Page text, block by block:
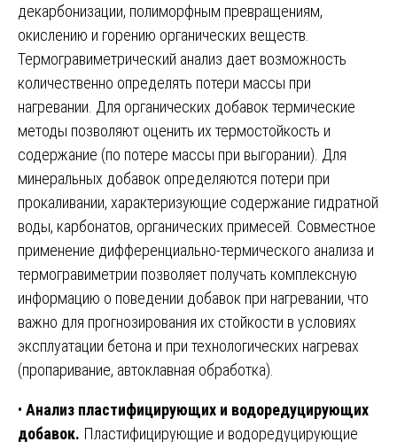
декарбонизации, полиморфным превращениям,
окислению и горению органических веществ.
Термогравиметрический анализ дает возможность
количественно определять потери массы при
нагревании. Для органических добавок термические
методы позволяют оценить их термостойкость и
содержание (по потере массы при выгорании). Для
минеральных добавок определяются потери при
прокаливании, характеризующие содержание гидратной
воды, карбонатов, органических примесей. Совместное
применение дифференциально-термического анализа и
термогравиметрии позволяет получать комплексную
информацию о поведении добавок при нагревании, что
важно для прогнозирования их стойкости в условиях
эксплуатации бетона и при технологических нагревах
(пропаривание, автоклавная обработка).
• Анализ пластифицирующих и водоредуцирующих
добавок. Пластифицирующие и водоредуцирующие